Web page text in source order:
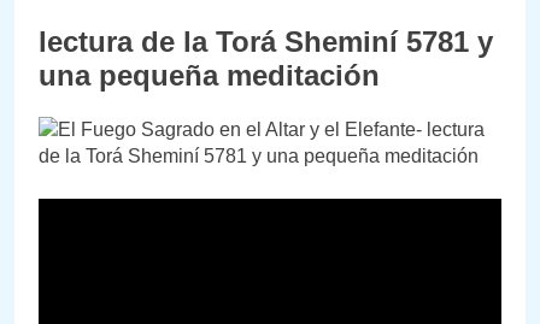
lectura de la Torá Sheminí 5781 y
una pequeña meditación